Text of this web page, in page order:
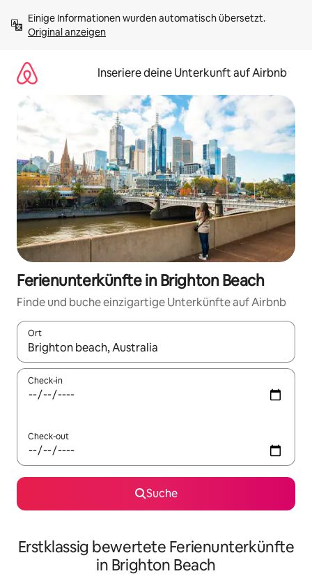
Inhalten
springenOriginal anzeigen
Inseriere deine Unterkunft auf Airbnb
Ferienunterkünfte in Brighton Beach
Finde und buche einzigartige Unterkünfte auf Airbnb
Ort
Wenn Ergebnisse verfügbar sind, navigiere mit den
Check-in
Check-out
Suche
Erstklassig bewertete Ferienunterkünfte
in Brighton Beach